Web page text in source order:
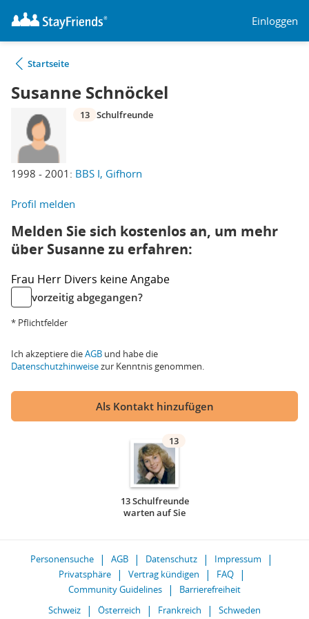
Einloggen
Startseite
Susanne Schnöckel
1998 - 2001: BBS I, Gifhorn
13 Schulfreunde
Profil melden
Melden Sie sich kostenlos an, um mehr
über Susanne zu erfahren:
Frau Herr Divers keine Angabe
vorzeitig abgegangen?
* Pflichtfelder
Ich akzeptiere dieAGB und habe die
Datenschutzhinweisezur Kenntnis genommen.
Als Kontakt hinzufügen
13
13 Schulfreunde
warten auf Sie
Personensuche AGB Datenschutz
Impressum
Privatsphäre
Vertrag kündigen
FAQ
Community Guidelines
Barrierefreiheit
Schweiz
Österreich Frankreich Schweden